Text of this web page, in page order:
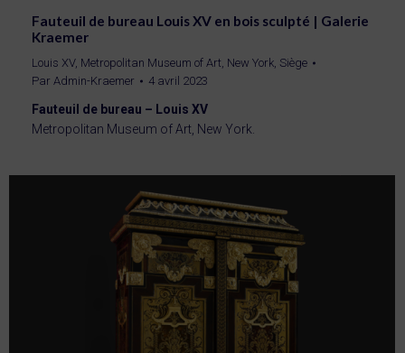
Fauteuil de bureau Louis XV en bois sculpté | Galerie
Kraemer
Louis XV, Metropolitan Museum of Art, New York, Siège
Par Admin-Kraemer 4 avril 2023
Fauteuil de bureau – Louis XV
Metropolitan Museum of Art, New York.